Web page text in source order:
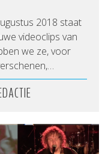
2018 staat
videoclips van
we ze, voor